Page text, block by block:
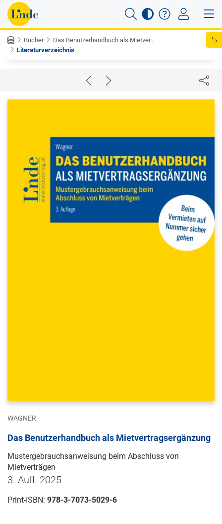
Bücher
Das Benutzerhandbuch als Mietver...
Literaturverzeichnis
WAGNER
Das Benutzerhandbuch als Mietvertragsergänzung
Mustergebrauchsanweisung beim Abschluss von
Mietverträgen
3. Aufl. 2025
Print-ISBN: 978-3-7073-5029-6